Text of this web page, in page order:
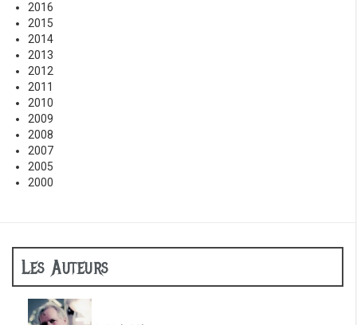
2016
2015
2014
2013
2012
2011
2010
2009
2008
2007
2005
2000
Les Auteurs